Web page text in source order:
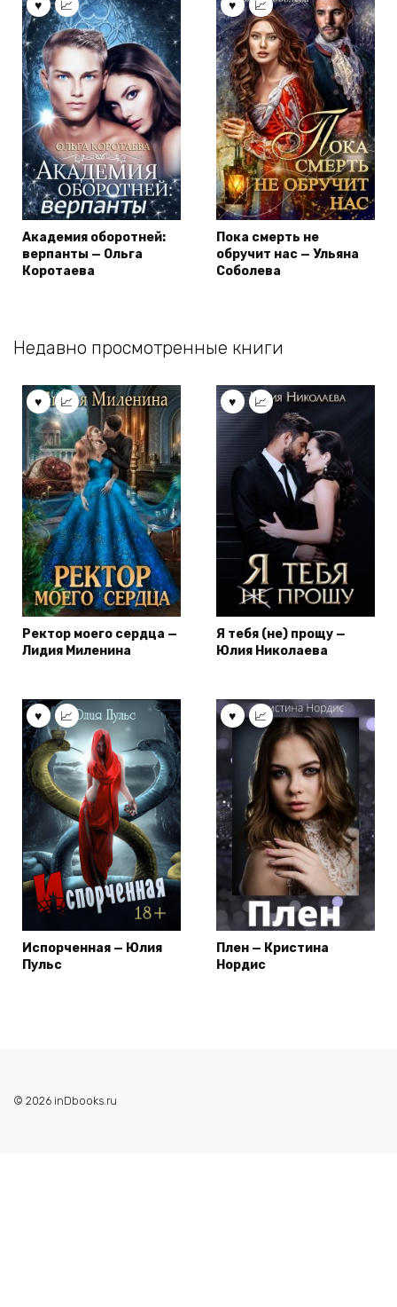
Академия оборотней:
верпанты — Ольга
Коротаева
Пока смерть не
обручит нас — Ульяна
Соболева
Недавно просмотренные книги
Ректор моего сердца —
Лидия Миленина
Я тебя (не) прощу —
Юлия Николаева
Испорченная — Юлия
Пульс
Плен — Кристина
Нордис
© 2026 inDbooks.ru